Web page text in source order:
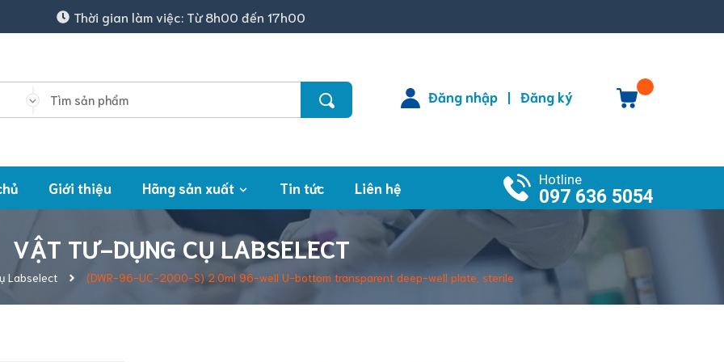
Thời gian làm việc: Từ 8h00 đến 17h00
Đăng nhập | Đăng ký
Giới thiệu Hãng sản xuất Tin tức Liên hệ Hotline
097 636 5054
VẬT TƯ-DỤNG CỤ LABSELECT
Labselect (DWR-96-UC-2000-S) 2.0ml 96-well U-bottom transparent deep-well plate, sterile